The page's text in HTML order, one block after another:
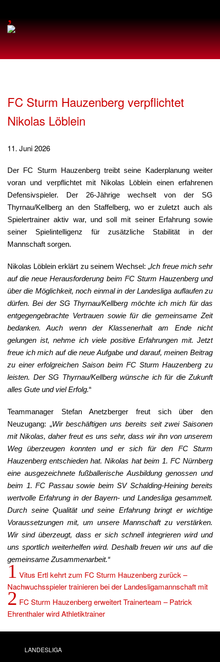
,
FC Sturm Hauzenberg verpflichtet
Nikolas Löblein
11. Juni 2026
Der FC Sturm Hauzenberg treibt seine Kaderplanung weiter
voran und verpflichtet mit Nikolas Löblein einen erfahrenen
Defensivspieler. Der 26-Jährige wechselt von der SG
Thyrnau/Kellberg an den Staffelberg, wo er zuletzt auch als
Spielertrainer aktiv war, und soll mit seiner Erfahrung sowie
seiner Spielintelligenz für zusätzliche Stabilität in der
Mannschaft sorgen.
Nikolas Löblein erklärt zu seinem Wechsel: „Ich freue mich sehr
auf die neue Herausforderung beim FC Sturm Hauzenberg und
über die Möglichkeit, noch einmal in der Landesliga auflaufen zu
dürfen. Bei der SG Thyrnau/Kellberg möchte ich mich für das
entgegengebrachte Vertrauen sowie für die gemeinsame Zeit
bedanken. Auch wenn der Klassenerhalt am Ende nicht
gelungen ist, nehme ich viele positive Erfahrungen mit. Jetzt
freue ich mich auf die neue Aufgabe und darauf, meinen Beitrag
zu einer erfolgreichen Saison beim FC Sturm Hauzenberg zu
leisten. Der SG Thyrnau/Kellberg wünsche ich für die Zukunft
alles Gute und viel Erfolg.“
Teammanager Stefan Anetzberger freut sich über den
Neuzugang: „Wir beschäftigen uns bereits seit zwei Saisonen
mit Nikolas, daher freut es uns sehr, dass wir ihn von unserem
Weg überzeugen konnten und er sich für den FC Sturm
Hauzenberg entschieden hat. Nikolas hat beim 1. FC Nürnberg
eine ausgezeichnete fußballerische Ausbildung genossen und
beim 1. FC Passau sowie beim SV Schalding-Heining bereits
wertvolle Erfahrung in der Bayern- und Landesliga gesammelt.
Durch seine Qualität und seine Erfahrung bringt er wichtige
Voraussetzungen mit, um unsere Mannschaft zu verstärken.
Wir sind überzeugt, dass er sich schnell integrieren wird und
uns sportlich weiterhelfen wird. Deshalb freuen wir uns auf die
gemeinsame Zusammenarbeit.“
1 Vitus Ertl kehrt zum FC Sturm Hauzenberg zurück –
Nachwuchsspieler trainieren bei der Landesligamannschaft mit
2 FC Sturm Hauzenberg erweitert Trainerteam – Patrick
Ehrenthaler wird Athletiktrainer
LANDESLIGA